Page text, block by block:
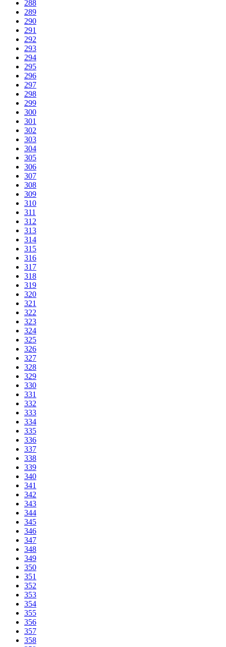
288
289
290
291
292
293
294
295
296
297
298
299
300
301
302
303
304
305
306
307
308
309
310
311
312
313
314
315
316
317
318
319
320
321
322
323
324
325
326
327
328
329
330
331
332
333
334
335
336
337
338
339
340
341
342
343
344
345
346
347
348
349
350
351
352
353
354
355
356
357
358